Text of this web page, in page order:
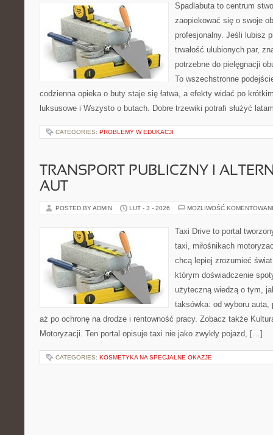
Spadlabuta to centrum
zaopiekować się o swoje
profesjonalny. Jeśli lubisz
trwałość ulubionych par,
potrzebne do pielęgnacji
To wszechstronne
codzienna opieka o buty staje się łatwa, a efekty widać po
luksusowe i Wszysto o butach. Dobre trzewiki potrafi służyć
CATEGORIES: PROBLEMY W EDUKACJI
TRANSPORT PUBLICZNY I
AUT
POSTED BY ADMIN LUT - 3 - 2026 MOŻLIWOŚĆ
Taxi Drive to portal
taxi, miłośnikach
chcą lepiej zrozumieć
którym doświadczenie
użyteczną wiedzą o tym,
taksówka: od wyboru
aż po ochronę na drodze i rentowność pracy. Zobacz także
Motoryzacji. Ten portal opisuje taxi nie jako zwykły pojazd, […]
CATEGORIES: KOSMETYKA NA SPECJALNE OKAZJE